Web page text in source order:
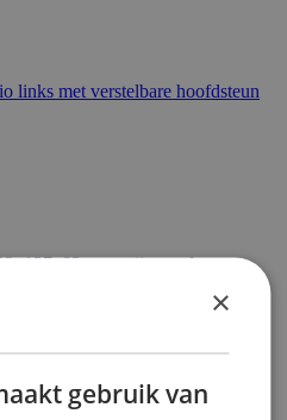
links met verstelbare hoofdsteun
- grijze stof
×
gebruik van